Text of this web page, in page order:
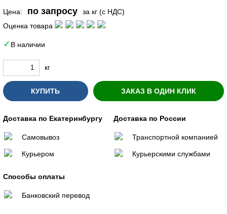
Цена: по запросу
за кг (с НДС)
Оценка товара
В наличии
кг
КУПИТЬ ЗАКАЗ В ОДИН КЛИК
Доставка по Екатеринбургу
Самовывоз
Курьером
Доставка по России
Транспортной компанией
Курьерскими службами
Способы оплаты
Банковский перевод